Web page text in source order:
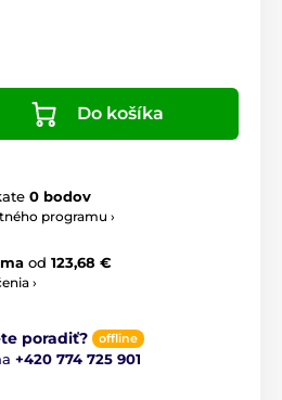
Do košíka
0 bodov
programu ›
od 123,68 €
›
poradiť? offline
+420 774 725 901